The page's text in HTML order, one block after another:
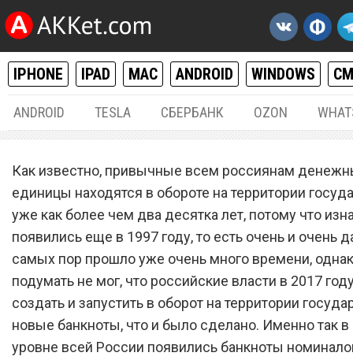
IPHONE IPAD MAC ANDROID WINDOWS
ANDROID TESLA СБЕРБАНК OZON
Обнаружена редкая
за которую всем дают
210 000 рублей
Как известно, привычные всем россиянам
единицы находятся в обороте на территории
уже как более чем два десятка лет, потому что
появились еще в 1997 году, то есть очень и очень
самых пор прошло уже очень много времени,
подумать не мог, что российские власти в 2017
создать и запустить в оборот на территории
новые банкноты, что и было сделано. Именно так в
уровне всей России появились банкноты